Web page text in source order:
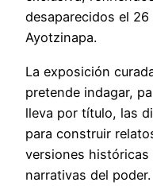
desaparecidos el
Ayotzinapa.
La exposición
pretende indagar,
lleva por título, las
para construir
versiones
narrativas del poder.